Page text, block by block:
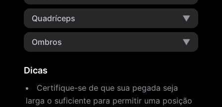
Quadríceps ▼
Ombros ▼
Dicas
Certifique-se de que sua pegada seja
larga o suficiente para permitir uma posição